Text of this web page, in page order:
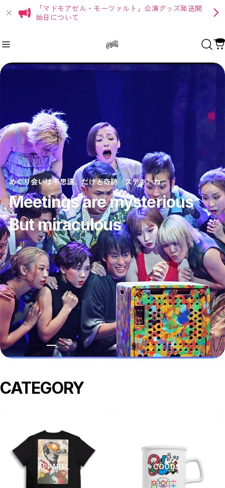
「マドモアゼル・モーツァルト」公演グッズ発送開
始日について
Recommend
Category商品カテゴリ
Apparel
グッバイマイダーリン★
7dolls
Goods
グッバイマイダーリン★
SUNDAY
IMAGINE
7dolls
CD
ラブ・レター
泣かないで
シャボン玉とんだ宇宙（ソラ）までとんだ
ホーム
リトルプリンス
とってもゴースト
マドモアゼル・モーツァルト
Music
Pamphlet
CLOSE
めぐり会いは不思議、だけど奇跡（ステキ）ね。
Meetings are mysterious
But miraculous
CATEGORY
APPAREL COODS